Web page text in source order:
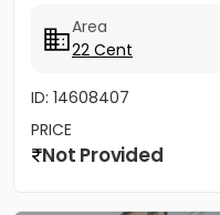
Area
22 Cent
ID: 14608407
PRICE
Not Provided